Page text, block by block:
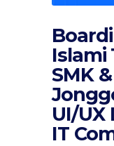
Islami
SMK
UI/UX
IT